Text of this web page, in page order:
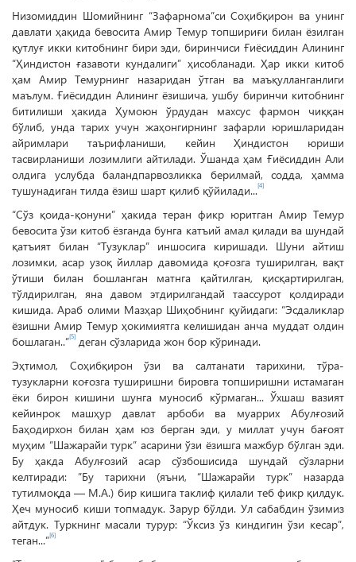
Низомиддин Шомийнинг “Зафарнома”си Соҳибқирон ва унинг
давлати ҳақида бевосита Амир Темур топшириғи билан ёзилган
қутлуғ икки китобнинг бири эди, биринчиси Ғиёсиддин Алининг
“Ҳиндистон ғазавоти кундалиги” ҳисобланади. Ҳар икки китоб
ҳам Амир Темурнинг назаридан ўтган ва маъқулланганлиги
маълум. Ғиёсиддин Алининг ёзишича, ушбу биринчи китобнинг
битилиши ҳакида Ҳумоюн ўрдудан махсус фармон чиққан
бўлиб, унда тарих учун жаҳонгирнинг зафарли юришларидан
айримлари таърифланиши, кейин Ҳиндистон юриши
тасвирланиши лозимлиги айтилади. Ўшанда ҳам Ғиёсиддин Али
олдига услубда баландпарвозликка берилмай, содда, ҳамма
тушунадиган тилда ёзиш шарт қилиб қўйилади...[4]
“Сўз қоида-қонуни” ҳакида теран фикр юритган Амир Темур
бевосита ўзи китоб ёзганда бунга катъий амал қилади ва шундай
қатъият билан “Тузуклар” иншосига киришади. Шуни айтиш
лозимки, асар узоқ йиллар давомида қоғозга туширилган, вақт
ўтиши билан бошланган матнга қайтилган, қисқартирилган,
тўлдирилган, яна давом этдирилгандай таассурот қолдиради
кишида. Араб олими Мазҳар Шиҳобнинг қуйидаги: “Эсдаликлар
ёзишни Амир Темур ҳокимиятга келишидан анча муддат олдин
бошлаган..”[5] деган сўзларида жон бор кўринади.
Эҳтимол, Соҳибқирон ўзи ва салтанати тарихини, тўра-
тузукларни коғозга туширишни бировга топширишни истамаган
ёки бирон кишини шунга муносиб кўрмаган... Ўхшаш вазият
кейинрок машҳур давлат арбоби ва муаррих Абулғозий
Баҳодирхон билан ҳам юз берган эди, у миллат учун бағоят
муҳим “Шажарайи турк” асарини ўзи ёзишга мажбур бўлган эди.
Бу ҳакда Абулғозий асар сўзбошисида шундай сўзларни
келтиради: ”Бу тарихни (яъни, “Шажарайи турк” назарда
тутилмоқда — М.А.) бир кишига таклиф қилали теб фикр қилдук.
Ҳеч муносиб киши топмадук. Зарур бўлди. Ул сабабдин ўзимиз
айтдук. Туркнинг масали турур: “Ўксиз ўз киндигин ўзи кесар”,
теган...”[6]